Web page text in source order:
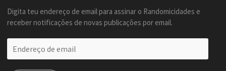
Digita teu endereço de email para assinar o Randomicidades e
receber notificações de novas publicações por email.
de